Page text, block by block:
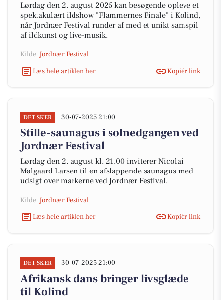
Lørdag den 2. august 2025 kan besøgende opleve et
spektakulært ildshow "Flammernes Finale" i Kolind,
når Jordnær Festival runder af med et unikt samspil
af ildkunst og live-musik.
Kilde: Jordnær Festival
Læs hele artiklen her
Kopiér link
DET SKER 30-07-2025 21:00
Stille-saunagus i solnedgangen ved
Jordnær Festival
Lørdag den 2. august kl. 21.00 inviterer Nicolai
Mølgaard Larsen til en afslappende saunagus med
udsigt over markerne ved Jordnær Festival.
Kilde: Jordnær Festival
Læs hele artiklen her
Kopiér link
DET SKER 30-07-2025 21:00
Afrikansk dans bringer livsglæde
til Kolind